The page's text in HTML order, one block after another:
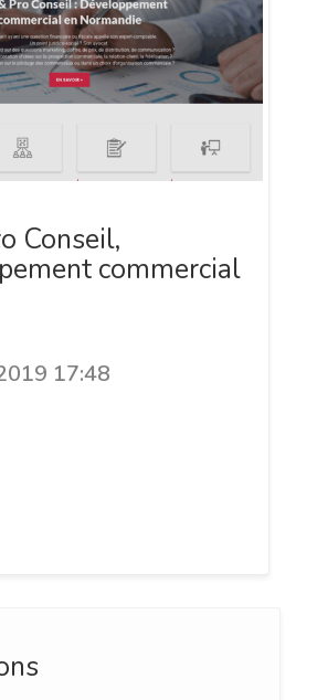
Conseil,
commercial
17:48